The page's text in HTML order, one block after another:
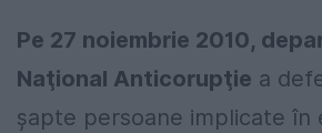
Pe 27 noiembrie 2010,
Naţional Anticorupţie a
şapte persoane implicate în